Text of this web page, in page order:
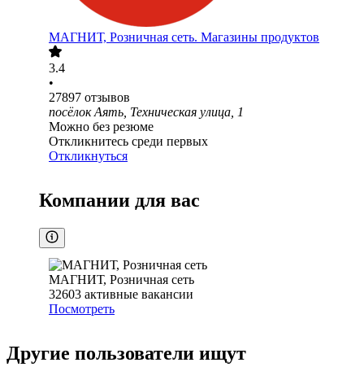
МАГНИТ, Розничная сеть. Магазины продуктов
3.4
•
27897 отзывов
посёлок Аять, Техническая улица, 1
Можно без резюме
Откликнитесь среди первых
Откликнуться
Компании для вас
МАГНИТ, Розничная сеть
32603 активные вакансии
Посмотреть
Другие пользователи ищут